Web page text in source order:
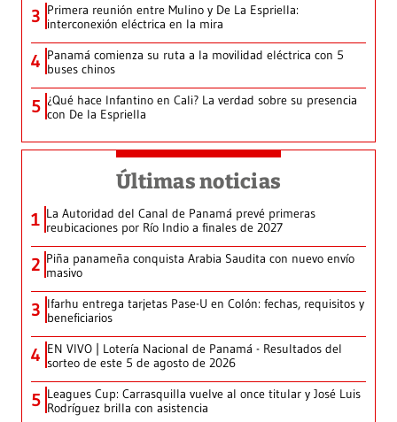
3 Primera reunión entre Mulino y De La Espriella:
interconexión eléctrica en la mira
4 Panamá comienza su ruta a la movilidad eléctrica con 5
buses chinos
5 ¿Qué hace Infantino en Cali? La verdad sobre su presencia
con De la Espriella
Últimas noticias
1 La Autoridad del Canal de Panamá prevé primeras
reubicaciones por Río Indio a finales de 2027
2 Piña panameña conquista Arabia Saudita con nuevo envío
masivo
3 Ifarhu entrega tarjetas Pase-U en Colón: fechas, requisitos y
beneficiarios
4 EN VIVO | Lotería Nacional de Panamá - Resultados del
sorteo de este 5 de agosto de 2026
5 Leagues Cup: Carrasquilla vuelve al once titular y José Luis
Rodríguez brilla con asistencia